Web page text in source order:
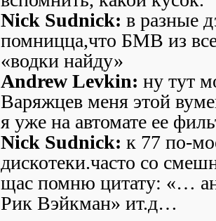
Nick Sudnick: в разные
помницца,что БМВ из
«водки найду»
Andrew Levkin: ну тут
Варяжцев меня этой
я уже на автомате ее
Nick Sudnick: к 77 по-
дискотеки.часто со
щас помню цитату: «…
Рик Вэйкман» ит.д…